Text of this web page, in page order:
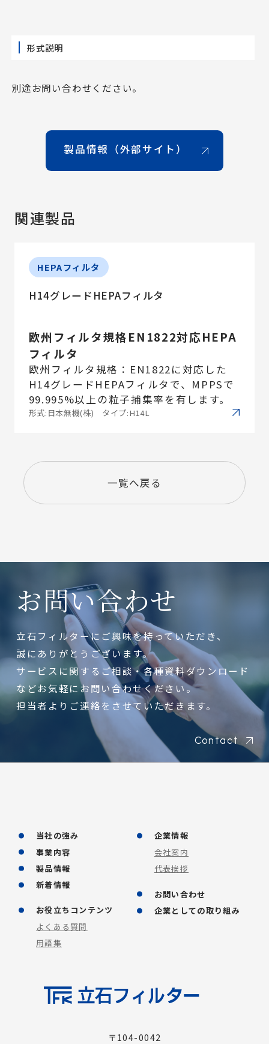
形式説明
別途お問い合わせください。
製品情報（外部サイト）
関連製品
HEPAフィルタ
H14グレードHEPAフィルタ
欧州フィルタ規格EN1822対応HEPA
フィルタ
欧州フィルタ規格：EN1822に対応した
H14グレードHEPAフィルタで、MPPSで
99.995%以上の粒子捕集率を有します。
形式:日本無機(株) タイプ:H14L
一覧へ戻る
お問い合わせ
Contact
立石フィルターにご興味を持っていただき、
誠にありがとうございます。
サービスに関するご相談・各種資料ダウンロード
などお気軽にお問い合わせください。
担当者よりご連絡をさせていただきます。
〒104-0042
当社の強み
事業内容
製品情報
新着情報
企業情報
会社案内
代表挨拶
お役立ちコンテンツ
よくある質問
用語集
お問い合わせ
企業としての取り組み